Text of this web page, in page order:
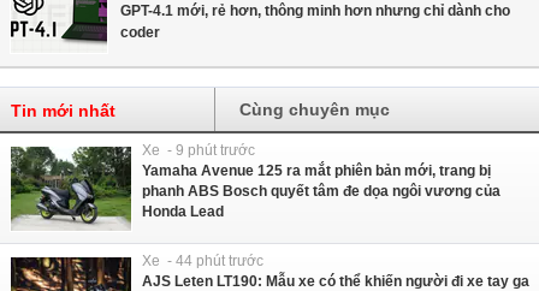
GPT-4.1 mới, rẻ hơn, thông minh hơn nhưng chỉ dành cho
coder
Tin mới nhất Cùng chuyên mục
Xe - 9 phút trước
Yamaha Avenue 125 ra mắt phiên bản mới, trang bị
phanh ABS Bosch quyết tâm đe dọa ngôi vương của
Honda Lead
Xe - 44 phút trước
AJS Leten LT190: Mẫu xe có thể khiến người đi xe tay ga